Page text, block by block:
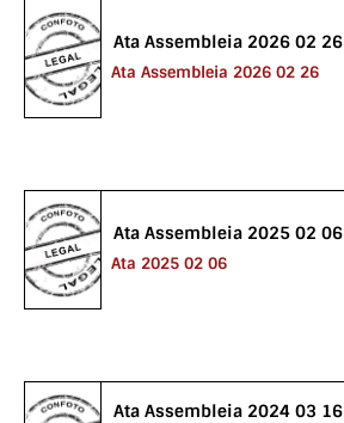
Ata Assembleia 2026 02 26
Ata Assembleia 2026 02 26
Ata Assembleia 2025 02 06
Ata 2025 02 06
Ata Assembleia 2024 03 16